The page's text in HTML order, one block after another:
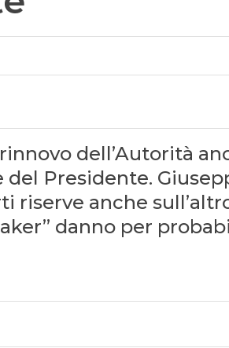
dell’Autorità
Presidente.
riserve anche
danno per